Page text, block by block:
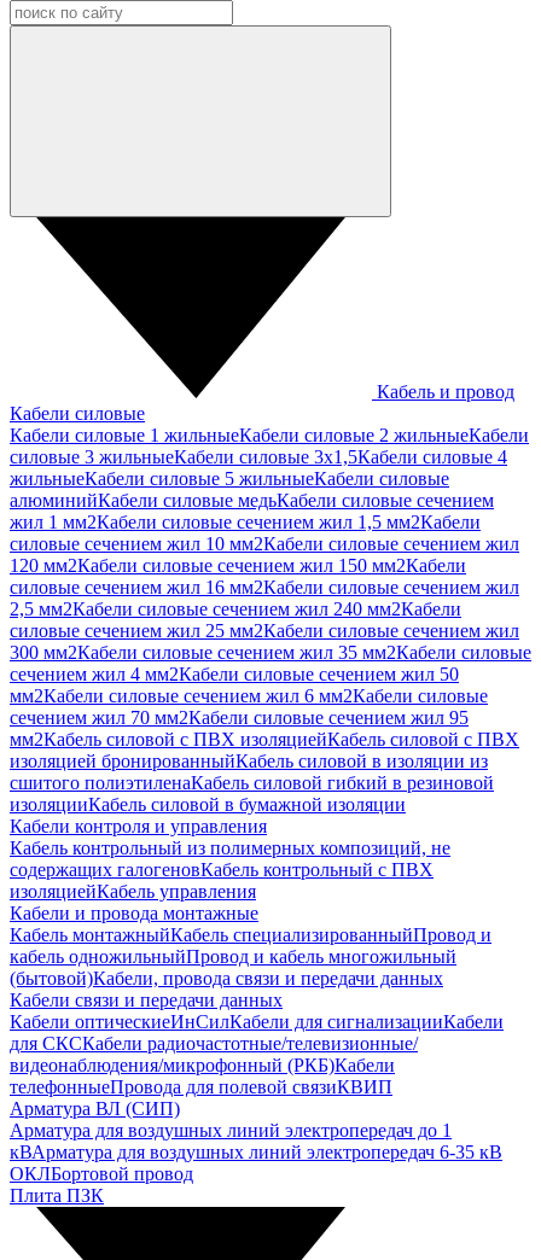
Кабель и провод
Кабели силовые
Кабели силовые 1 жильныеКабели силовые 2 жильныеКабели
силовые 3 жильныеКабели силовые 3х1,5Кабели силовые 4
жильныеКабели силовые 5 жильныеКабели силовые
алюминийКабели силовые медьКабели силовые сечением
жил 1 мм2Кабели силовые сечением жил 1,5 мм2Кабели
силовые сечением жил 10 мм2Кабели силовые сечением жил
120 мм2Кабели силовые сечением жил 150 мм2Кабели
силовые сечением жил 16 мм2Кабели силовые сечением жил
2,5 мм2Кабели силовые сечением жил 240 мм2Кабели
силовые сечением жил 25 мм2Кабели силовые сечением жил
300 мм2Кабели силовые сечением жил 35 мм2Кабели силовые
сечением жил 4 мм2Кабели силовые сечением жил 50
мм2Кабели силовые сечением жил 6 мм2Кабели силовые
сечением жил 70 мм2Кабели силовые сечением жил 95
мм2Кабель силовой с ПВХ изоляциейКабель силовой с ПВХ
изоляцией бронированныйКабель силовой в изоляции из
сшитого полиэтиленаКабель силовой гибкий в резиновой
изоляцииКабель силовой в бумажной изоляции
Кабели контроля и управления
Кабель контрольный из полимерных композиций, не
содержащих галогеновКабель контрольный с ПВХ
изоляциейКабель управления
Кабели и провода монтажные
Кабель монтажныйКабель специализированныйПровод и
кабель одножильныйПровод и кабель многожильный
(бытовой)Кабели, провода связи и передачи данных
Кабели связи и передачи данных
Кабели оптическиеИнСилКабели для сигнализацииКабели
для СКСКабели радиочастотные/телевизионные/
видеонаблюдения/микрофонный (РКБ)Кабели
телефонныеПровода для полевой связиКВИП
Арматура ВЛ (СИП)
Арматура для воздушных линий электропередач до 1
кВАрматура для воздушных линий электропередач 6-35 кВ
ОКЛБортовой провод
Плита ПЗК